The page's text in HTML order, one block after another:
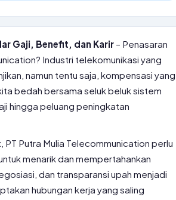
Gaji, Benefit, dan Karir – Penasaran
Industri telekomunikasi yang
namun tentu saja, kompensasi yang
bedah bersama seluk beluk sistem
hingga peluang peningkatan
Putra Mulia Telecommunication perlu
menarik dan mempertahankan
dan transparansi upah menjadi
hubungan kerja yang saling